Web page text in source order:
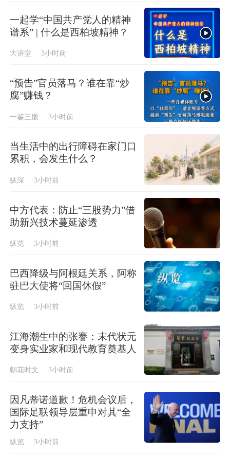
一起学“中国共产党人的精神
谱系” | 什么是西柏坡精神？
大讲堂 3小时前
“预告”官员落马？谁在靠“炒
腐”赚钱？
一鉴三廉 3小时前
当生活中的出行障碍在家门口
累积，会发生什么？
纵深 3小时前
中方代表：防止“三股势力”借
助新兴技术蔓延渗透
纵览 3小时前
巴西降级与阿根廷关系，阿称
驻巴大使将“回国休假”
纵览 3小时前
江海潮生中的张謇：末代状元
变身实业家和现代教育奠基人
朝花时文 3小时前
因凡蒂诺道歉！危机会议后，
国际足联领导层重申对其“全
力支持”
纵览 3小时前